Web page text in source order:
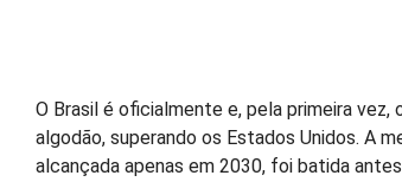
O Brasil é oficialmente e, pela primeira vez,
algodão, superando os Estados Unidos. A
alcançada apenas em 2030, foi batida